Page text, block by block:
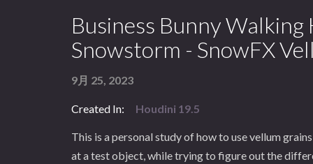
Business Bunny
Snowstorm - SnowFX
9月 25, 2023
Created In: Houdini 19.5
This is a personal study of how to use vellum
at a test object, while trying to figure out the